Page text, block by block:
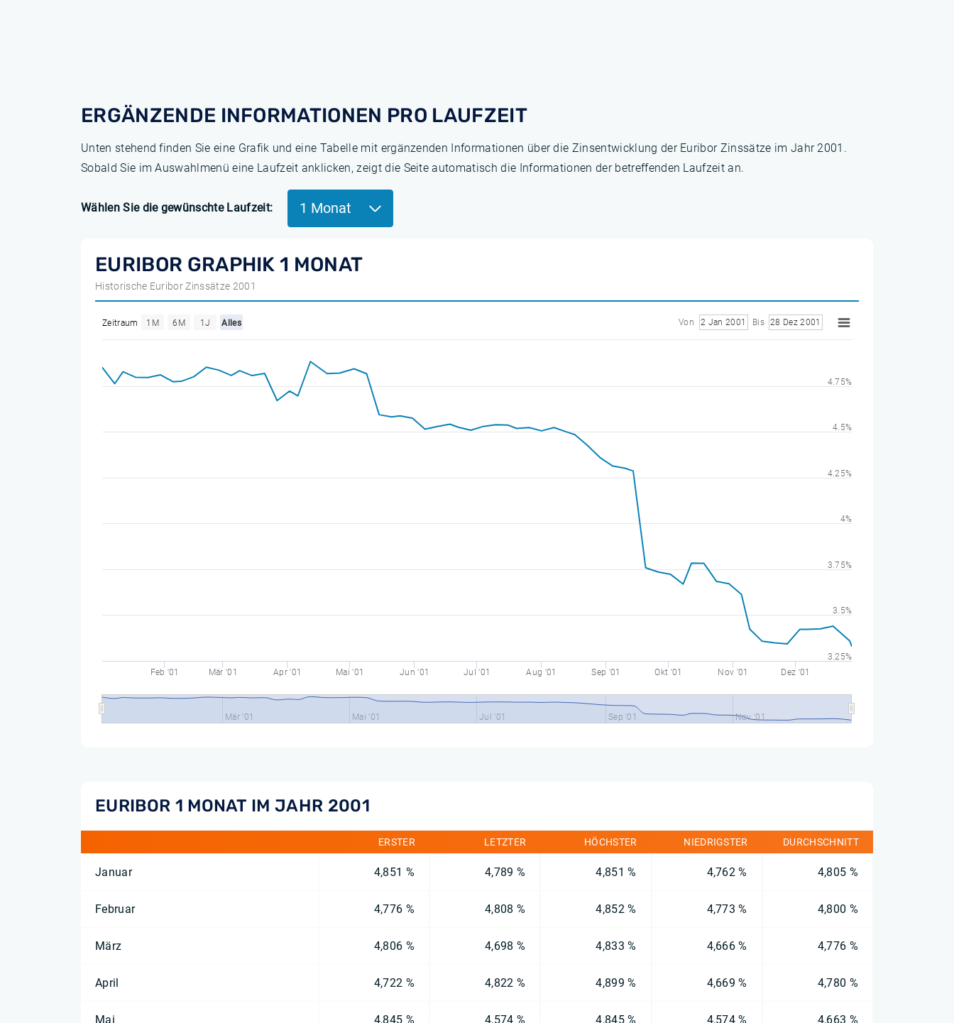
ERGÄNZENDE INFORMATIONEN PRO LAUFZEIT
Unten stehend finden Sie eine Grafik und eine Tabelle mit ergänzenden Informationen über die Zinsentwicklung der Euribor Zinssätze im Jahr 2001.
Sobald Sie im Auswahlmenü eine Laufzeit anklicken, zeigt die Seite automatisch die Informationen der betreffenden Laufzeit an.
Wählen Sie die gewünschte Laufzeit: 1 Monat
EURIBOR GRAPHIK 1 MONAT
Historische Euribor Zinssätze 2001
Zeitraum 1M 6M 1J Alles Von 2 Jan 2001 Bis 28 Dez 2001
Feb '01 Mär '01 Apr '01 Mai '01 Jun '01 Jul '01 Aug '01 Sep '01 Okt '01 Nov '01 Dez '01
Mär '01 Mai '01 Jul '01 Sep '01 Nov '01
3.25%
3.5%
3.75%
4%
4.25%
4.5%
4.75%
EURIBOR 1 MONAT IM JAHR 2001
ERSTER LETZTER HÖCHSTER NIEDRIGSTER DURCHSCHNITT
Januar 4,851 % 4,789 % 4,851 % 4,762 % 4,805 %
Februar 4,776 % 4,808 % 4,852 % 4,773 % 4,800 %
März 4,806 % 4,698 % 4,833 % 4,666 % 4,776 %
April 4,722 % 4,822 % 4,899 % 4,669 % 4,780 %
Mai 4,845 % 4,574 % 4,845 % 4,574 % 4,663 %